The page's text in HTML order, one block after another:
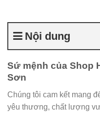
Nội dung
Sứ mệnh của Shop
Sơn
Chúng tôi cam kết mang
yêu thương, chất lượng